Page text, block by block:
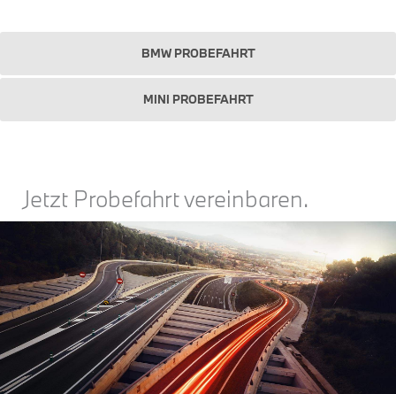
BMW PROBEFAHRT
MINI PROBEFAHRT
Jetzt Probefahrt vereinbaren.